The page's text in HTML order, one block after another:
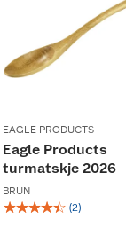
EAGLE PRODUCTS
Eagle Products
turmatskje 2026
BRUN
☆☆☆☆☆ (2)